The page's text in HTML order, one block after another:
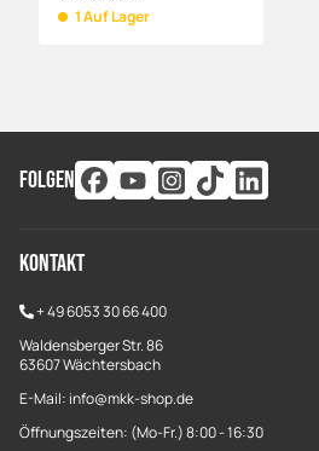
1 Auf Lager
FOLGEN
Kontakt
+49 6053 30 66 400
Waldensberger Str. 86
63607 Wächtersbach
E-Mail: info@mkk-shop.de
Öffnungszeiten: (Mo-Fr.) 8:00 - 16:30